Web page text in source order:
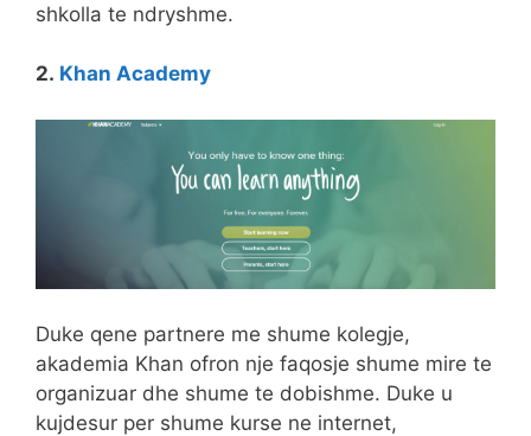
shkolla te ndryshme.
2. Khan Academy
Duke qene partnere me shume kolegje,
akademia Khan ofron nje faqosje shume mire te
organizuar dhe shume te dobishme. Duke u
kujdesur per shume kurse ne internet,